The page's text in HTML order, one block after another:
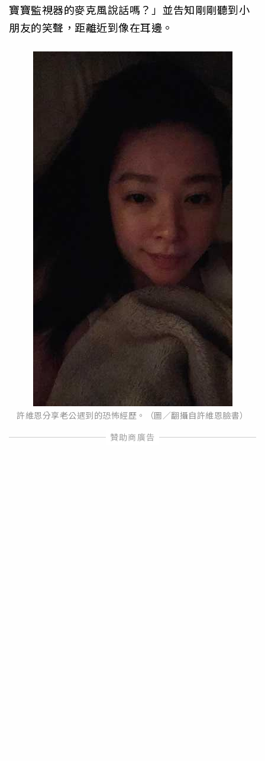
寶寶監視器的麥克風說話嗎？」並告知剛剛聽到小
朋友的笑聲，距離近到像在耳邊。
許維恩分享老公遇到的恐怖經歷。（圖／翻攝自許維恩臉書）